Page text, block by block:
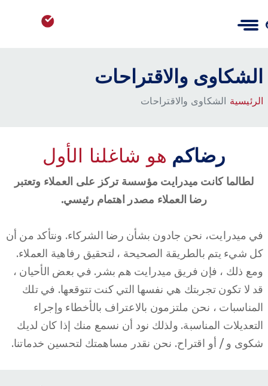
الشكاوى والاقتراحات
الرئيسية الشكاوى والاقتراحات
رضاكم هو شاغلنا الأول
لطالما كانت ميدرايت مؤسسة تركز على العملاء وتعتبر
رضا العملاء مصدر اهتمام رئيسي.
في ميدرايت، نحن جادون بشأن رضا الشركاء. ونتأكد من أن
كل شيء يتم بالطريقة الصحيحة ، لتحقيق رفاهية العملاء.
ومع ذلك ، فإن فريق ميدرايت هم بشر. في بعض الأحيان ،
قد لا تكون تجربتك هي نفسها التي كنت تتوقعها. في تلك
المناسبات ، نحن ملتزمون بالاعتراف بالأخطاء وإجراء
التعديلات المناسبة. ولذلك نود أن نسمع منك إذا كان لديك
شكوى و / أو اقتراح. نحن نقدر مساهمتك لتحسين خدماتنا. ​